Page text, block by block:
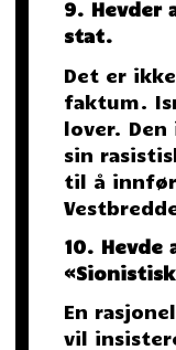
9. Hevder
stat.
Det er
faktum.
lover. Den
sin
til å
10.
En
vil